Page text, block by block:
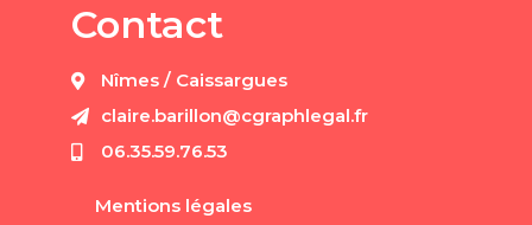
Contact
Nîmes / Caissargues
claire.barillon@cgraphlegal.fr
06.35.59.76.53
Mentions légales